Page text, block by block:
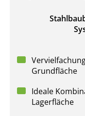
Grundfläche
Ideale
Lagerfläche